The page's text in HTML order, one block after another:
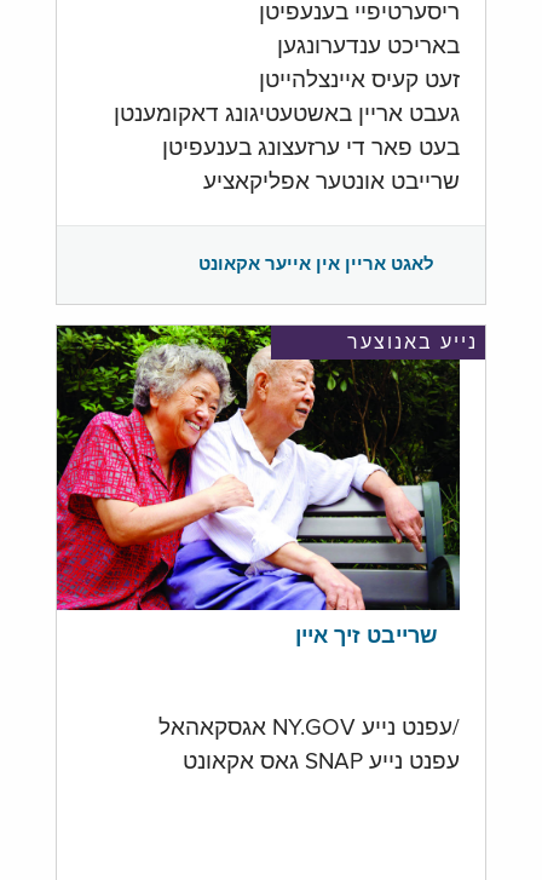
ריסערטיפיי בענעפיטן
באריכט ענדערונגען
זעט קעיס איינצלהייטן
געבט אריין באשטעטיגונג דאקומענטן
בעט פאר די ערזעצונג בענעפיטן
שרייבט אונטער אפליקאציע
לאגט אריין אין אייער אקאונט
נייע באנוצער
שרייבט זיך איין
/עפנט נייע NY.GOV אגסקאהאל
עפנט נייע SNAP גאס אקאונט